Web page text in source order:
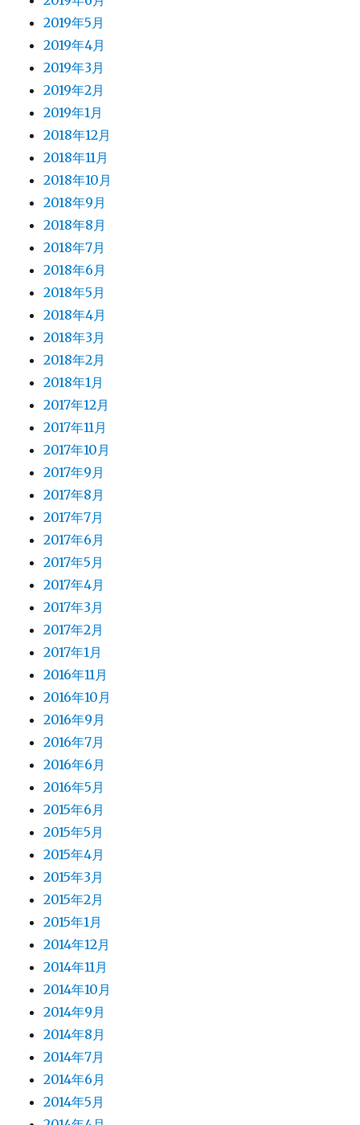
2019年5月
2019年4月
2019年3月
2019年2月
2019年1月
2018年12月
2018年11月
2018年10月
2018年9月
2018年8月
2018年7月
2018年6月
2018年5月
2018年4月
2018年3月
2018年2月
2018年1月
2017年12月
2017年11月
2017年10月
2017年9月
2017年8月
2017年7月
2017年6月
2017年5月
2017年4月
2017年3月
2017年2月
2017年1月
2016年11月
2016年10月
2016年9月
2016年7月
2016年6月
2016年5月
2015年6月
2015年5月
2015年4月
2015年3月
2015年2月
2015年1月
2014年12月
2014年11月
2014年10月
2014年9月
2014年8月
2014年7月
2014年6月
2014年5月